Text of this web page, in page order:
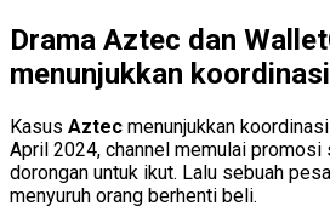
Drama Aztec dan
menunjukkan
Kasus Aztec menunjukkan
April 2024, channel memulai
dorongan untuk ikut. Lalu sebuah
menyuruh orang berhenti beli.